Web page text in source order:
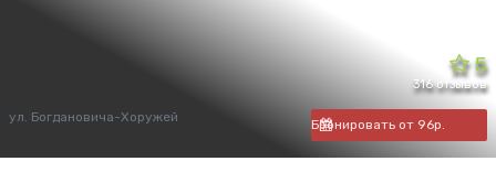
5
316 отзывов
ул. Богдановича-Хоружей Бронировать от 96р.